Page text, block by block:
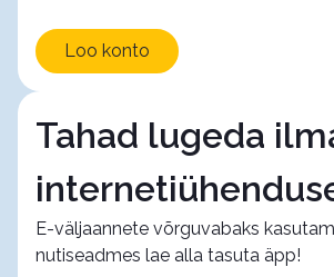
Loo konto
Tahad lugeda
E-väljaannete võrguvabaks
nutiseadmes lae alla tasuta äpp!